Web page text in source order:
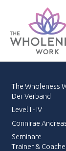
The Wholeness
Der Verband
Level I - IV
Connirae
Seminare
Trainer &